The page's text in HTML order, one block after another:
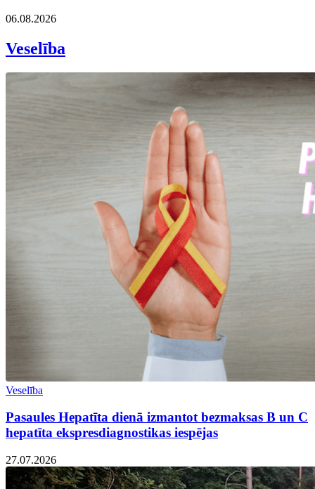
06.08.2026
Veselība
Veselība
Pasaules Hepatīta dienā izmantot bezmaksas B un C
hepatīta ekspresdiagnostikas iespējas
27.07.2026